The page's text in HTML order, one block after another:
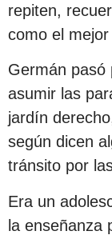
repiten,
como el
Germán pasó
asumir las
jardín
según dicen
tránsito por
Era un
la enseñanza